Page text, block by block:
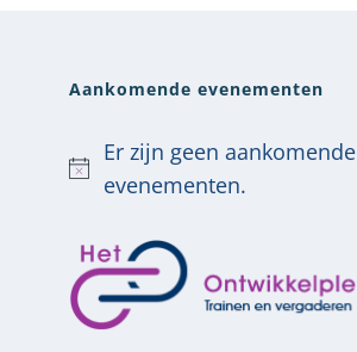
Aankomende evenementen
Bericht
Er zijn geen aankomende
evenementen.